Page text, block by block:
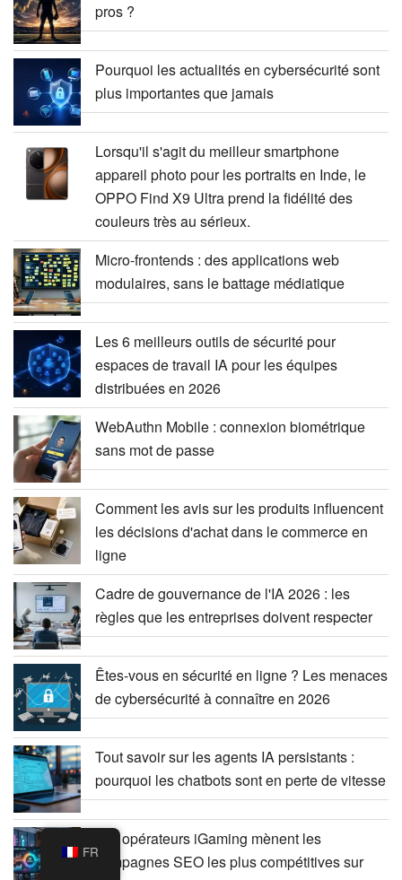
pros ?
Pourquoi les actualités en cybersécurité sont
plus importantes que jamais
Lorsqu'il s'agit du meilleur smartphone
appareil photo pour les portraits en Inde, le
OPPO Find X9 Ultra prend la fidélité des
couleurs très au sérieux.
Micro-frontends : des applications web
modulaires, sans le battage médiatique
Les 6 meilleurs outils de sécurité pour
espaces de travail IA pour les équipes
distribuées en 2026
WebAuthn Mobile : connexion biométrique
sans mot de passe
Comment les avis sur les produits influencent
les décisions d'achat dans le commerce en
ligne
Cadre de gouvernance de l'IA 2026 : les
règles que les entreprises doivent respecter
Êtes-vous en sécurité en ligne ? Les menaces
de cybersécurité à connaître en 2026
Tout savoir sur les agents IA persistants :
pourquoi les chatbots sont en perte de vitesse
Les opérateurs iGaming mènent les
campagnes SEO les plus compétitives sur
FR